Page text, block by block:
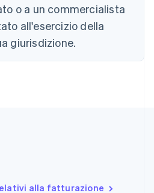
o a un commercialista
all'esercizio della
giurisdizione.
alla fatturazione